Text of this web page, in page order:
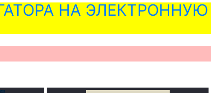
НА ЭЛЕКТРОННУЮ